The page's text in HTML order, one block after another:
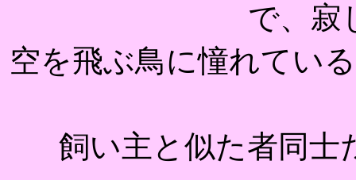
で、寂
空を飛ぶ鳥に憧れてい
飼い主と似た者同士